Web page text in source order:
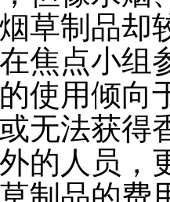
草制品却
焦点小组
使用倾向
无法获得
的人员，